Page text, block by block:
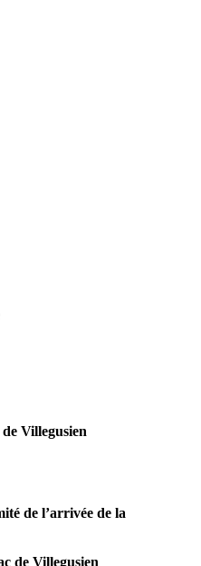
Villegusien
de l’arrivée de la
de Villegusien